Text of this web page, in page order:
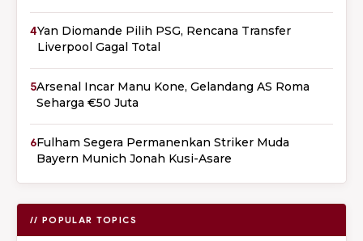
4Yan Diomande Pilih PSG, Rencana Transfer
Liverpool Gagal Total
5Arsenal Incar Manu Kone, Gelandang AS Roma
Seharga €50 Juta
6Fulham Segera Permanenkan Striker Muda
Bayern Munich Jonah Kusi-Asare
// POPULAR TOPICS